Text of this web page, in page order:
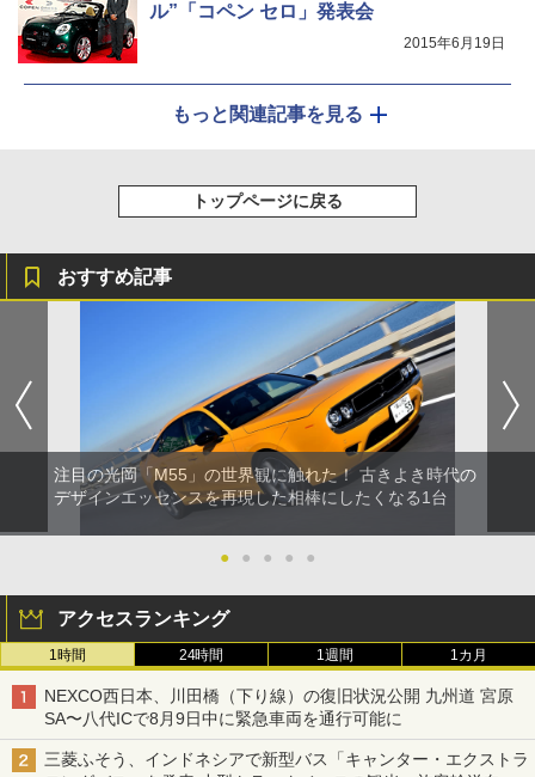
ル”「コペン セロ」発表会
2015年6月19日
もっと関連記事を見る
トップページに戻る
おすすめ記事
注目の光岡「M55」の世界観に触れた！ 古きよき時代の
デザインエッセンスを再現した相棒にしたくなる1台
● ● ● ● ●
アクセスランキング
1時間 24時間 1週間 1カ月
NEXCO西日本、川田橋（下り線）の復旧状況公開 九州道 宮原
SA〜八代ICで8月9日中に緊急車両を通行可能に
三菱ふそう、インドネシアで新型バス「キャンター・エクストラ